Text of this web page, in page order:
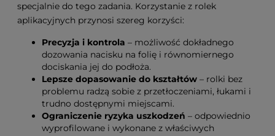
specjalnie do tego zadania. Korzystanie z rolek
aplikacyjnych przynosi szereg korzyści:
Precyzja i kontrola – możliwość dokładnego
dozowania nacisku na folię i równomiernego
dociskania jej do podłoża.
Lepsze dopasowanie do kształtów – rolki bez
problemu radzą sobie z przetłoczeniami, łukami i
trudno dostępnymi miejscami.
Ograniczenie ryzyka uszkodzeń – odpowiednio
wyprofilowane i wykonane z właściwych